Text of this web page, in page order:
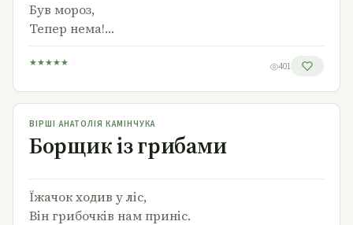
Був мороз,
Тепер нема!…
★★★★★ 401
Борщик із грибами
ВІРШІ АНАТОЛІЯ КАМІНЧУКА
Борщик із грибами
Їжачок ходив у ліс,
Він грибочків нам приніс.